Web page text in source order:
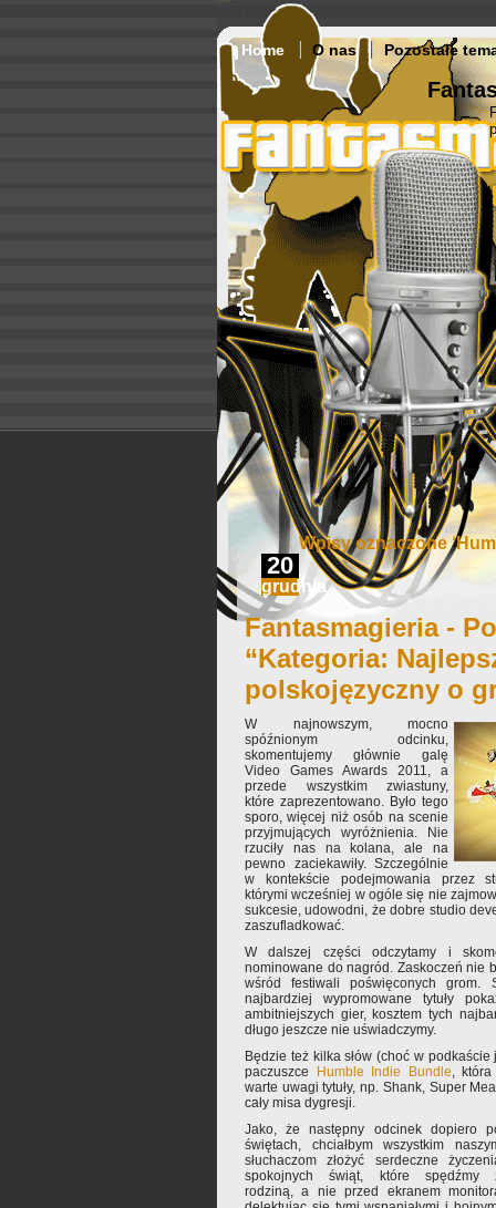
Home O nas Pozostałe
Wpisy oznaczone
20
grudnia
Fantasmagieria -
“Kategoria:
polskojęzyczny o
W najnowszym, mocno
spóźnionym odcinku,
skomentujemy głównie galę
Video Games Awards 2011, a
przede wszystkim zwiastuny,
które zaprezentowano. Było tego
sporo, więcej niż osób na scenie
przyjmujących wyróżnienia. Nie
rzuciły nas na kolana, ale na
pewno zaciekawiły. Szczególnie
w kontekście podejmowania przez
którymi wcześniej w ogóle się nie
sukcesie, udowodni, że dobre studio
zaszufladkować.
W dalszej części odczytamy i
nominowane do nagród. Zaskoczeń nie
wśród festiwali poświęconych
najbardziej wypromowane tytuły
ambitniejszych gier, kosztem tych
długo jeszcze nie uświadczymy.
Będzie też kilka słów (choć w
paczuszce
Humble Indie Bundle,
warte uwagi tytuły, np. Shank, Super
cały misa dygresji.
Jako, że następny odcinek dopiero
świętach, chciałbym wszystkim
słuchaczom złożyć serdeczne
spokojnych świąt, które spędźmy
rodziną, a nie przed ekranem